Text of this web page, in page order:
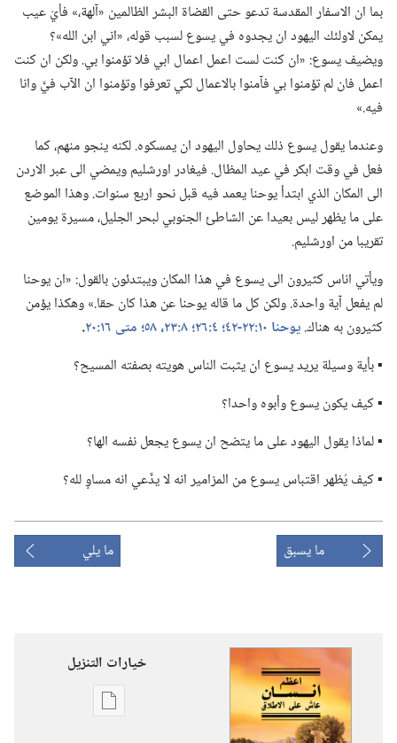
بما ان الاسفار المقدسة تدعو حتى القضاة البشر الظالمين «آلهة،‏» فأيّ عيب
يمكن لاولئك اليهود ان يجدوه في يسوع لسبب قوله،‏ «اني ابن الله»؟‏
ويضيف يسوع:‏ «ان كنت لست اعمل اعمال ابي فلا تؤمنوا بي.‏ ولكن ان كنت
اعمل فان لم تؤمنوا بي فآمنوا بالاعمال لكي تعرفوا وتؤمنوا ان الآب فيَّ وانا
فيه.‏»‏
وعندما يقول يسوع ذلك يحاول اليهود ان يمسكوه.‏ لكنه ينجو منهم،‏ كما
فعل في وقت ابكر في عيد المظال.‏ فيغادر اورشليم ويمضي الى عبر الاردن
الى المكان الذي ابتدأ يوحنا يعمد فيه قبل نحو اربع سنوات.‏ وهذا الموضع
على ما يظهر ليس بعيدا عن الشاطئ الجنوبي لبحر الجليل،‏ مسيرة يومين
تقريبا من اورشليم.‏
ويأتي اناس كثيرون الى يسوع في هذا المكان ويبتدئون بالقول:‏ «ان يوحنا
لم يفعل آية واحدة.‏ ولكن كل ما قاله يوحنا عن هذا كان حقا.‏» وهكذا يؤمن
كثيرون به هناك.‏يوحنا ١٠:‏٢٢-‏٤٢؛‏ ٤:‏٢٦؛‏ ٨:‏​٢٣،‏ ٥٨؛‏ متى ١٦:‏٢٠
‏.‏
▪ بأية وسيلة يريد يسوع ان يثبت الناس هويته بصفته المسيح؟‏
▪ كيف يكون يسوع وأبوه واحدا؟‏
▪ لماذا يقول اليهود على ما يتضح ان يسوع يجعل نفسه الها؟‏
▪ كيف يُظهر اقتباس يسوع من المزامير انه لا يدَّعي انه مساوٍ لله؟‏
ما يسبق ما يلي
خيارات التنزيل
خيارات